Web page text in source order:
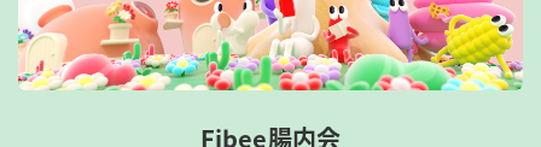
Fibee腸内会